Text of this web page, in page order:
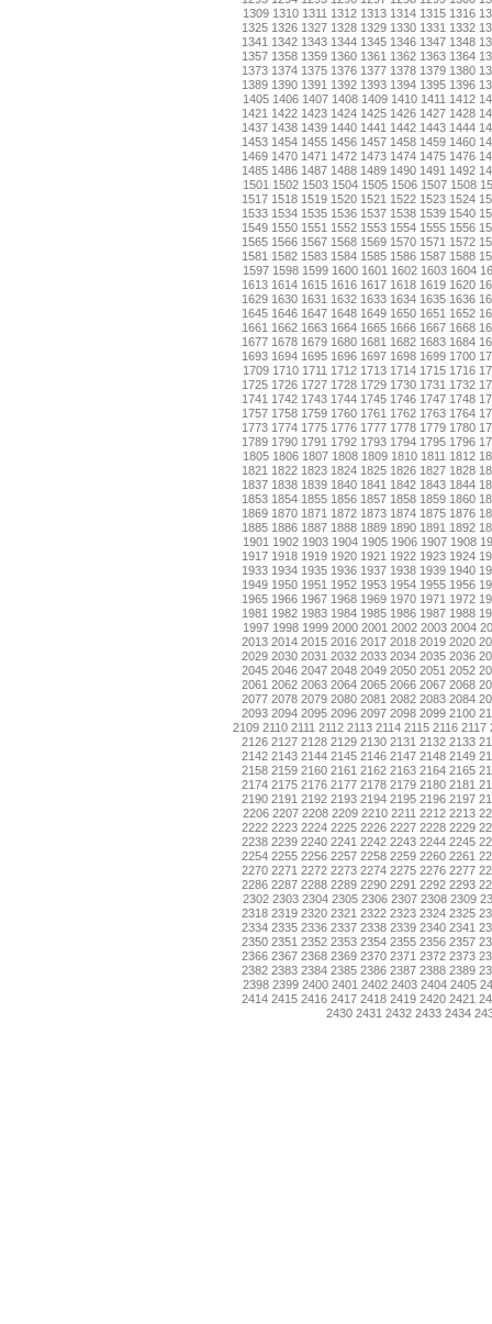
1309 1310 1311 1312 1313 1314 1315 1316
1325 1326 1327 1328 1329 1330 1331 1332
1341 1342 1343 1344 1345 1346 1347 1348
1357 1358 1359 1360 1361 1362 1363 1364
1373 1374 1375 1376 1377 1378 1379 1380
1389 1390 1391 1392 1393 1394 1395 1396
1405 1406 1407 1408 1409 1410 1411 1412
1421 1422 1423 1424 1425 1426 1427 1428
1437 1438 1439 1440 1441 1442 1443 1444
1453 1454 1455 1456 1457 1458 1459 1460
1469 1470 1471 1472 1473 1474 1475 1476
1485 1486 1487 1488 1489 1490 1491 1492
1501 1502 1503 1504 1505 1506 1507 1508
1517 1518 1519 1520 1521 1522 1523 1524
1533 1534 1535 1536 1537 1538 1539 1540
1549 1550 1551 1552 1553 1554 1555 1556
1565 1566 1567 1568 1569 1570 1571 1572
1581 1582 1583 1584 1585 1586 1587 1588
1597 1598 1599 1600 1601 1602 1603 1604
1613 1614 1615 1616 1617 1618 1619 1620
1629 1630 1631 1632 1633 1634 1635 1636
1645 1646 1647 1648 1649 1650 1651 1652
1661 1662 1663 1664 1665 1666 1667 1668
1677 1678 1679 1680 1681 1682 1683 1684
1693 1694 1695 1696 1697 1698 1699 1700
1709 1710 1711 1712 1713 1714 1715 1716
1725 1726 1727 1728 1729 1730 1731 1732
1741 1742 1743 1744 1745 1746 1747 1748
1757 1758 1759 1760 1761 1762 1763 1764
1773 1774 1775 1776 1777 1778 1779 1780
1789 1790 1791 1792 1793 1794 1795 1796
1805 1806 1807 1808 1809 1810 1811 1812
1821 1822 1823 1824 1825 1826 1827 1828
1837 1838 1839 1840 1841 1842 1843 1844
1853 1854 1855 1856 1857 1858 1859 1860
1869 1870 1871 1872 1873 1874 1875 1876
1885 1886 1887 1888 1889 1890 1891 1892
1901 1902 1903 1904 1905 1906 1907 1908
1917 1918 1919 1920 1921 1922 1923 1924
1933 1934 1935 1936 1937 1938 1939 1940
1949 1950 1951 1952 1953 1954 1955 1956
1965 1966 1967 1968 1969 1970 1971 1972
1981 1982 1983 1984 1985 1986 1987 1988
1997 1998 1999 2000 2001 2002 2003 2004
2013 2014 2015 2016 2017 2018 2019 2020
2029 2030 2031 2032 2033 2034 2035 2036
2045 2046 2047 2048 2049 2050 2051 2052
2061 2062 2063 2064 2065 2066 2067 2068
2077 2078 2079 2080 2081 2082 2083 2084
2093 2094 2095 2096 2097 2098 2099 2100
2109 2110 2111 2112 2113 2114 2115 2116 2117
2126 2127 2128 2129 2130 2131 2132 2133
2142 2143 2144 2145 2146 2147 2148 2149
2158 2159 2160 2161 2162 2163 2164 2165
2174 2175 2176 2177 2178 2179 2180 2181
2190 2191 2192 2193 2194 2195 2196 2197
2206 2207 2208 2209 2210 2211 2212 2213
2222 2223 2224 2225 2226 2227 2228 2229
2238 2239 2240 2241 2242 2243 2244 2245
2254 2255 2256 2257 2258 2259 2260 2261
2270 2271 2272 2273 2274 2275 2276 2277
2286 2287 2288 2289 2290 2291 2292 2293
2302 2303 2304 2305 2306 2307 2308 2309
2318 2319 2320 2321 2322 2323 2324 2325
2334 2335 2336 2337 2338 2339 2340 2341
2350 2351 2352 2353 2354 2355 2356 2357
2366 2367 2368 2369 2370 2371 2372 2373
2382 2383 2384 2385 2386 2387 2388 2389
2398 2399 2400 2401 2402 2403 2404 2405
2414 2415 2416 2417 2418 2419 2420 2421
2430 2431 2432 2433 2434